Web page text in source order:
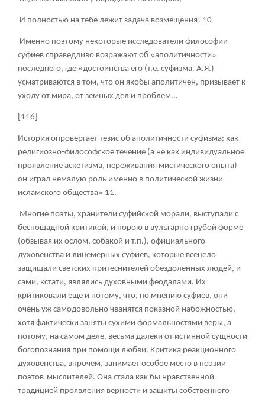
И полностью на тебе лежит задача возмещения! 10
Именно поэтому некоторые исследователи философии
суфиев справедливо возражают об «аполитичности»
последнего, где «достоинства его (т.е. суфизма. А.Я.)
усматриваются в том, что он якобы аполитичен, призывает к
уходу от мира, от земных дел и проблем...
[116]
История опровергает тезис об аполитичности суфизма: как
религиозно-философское течение (а не как индивидуальное
проявление аскетизма, переживания мистического опыта)
он играл немалую роль именно в политической жизни
исламского общества» 11.
Многие поэты, хранители суфийской морали, выступали с
беспощадной критикой, и порою в вульгарно грубой форме
(обзывая их ослом, собакой и т.п.), официального
духовенства и лицемерных суфиев, которые всецело
защищали светских притеснителей обездоленных людей, и
сами, кстати, являлись духовными феодалами. Их
критиковали еще и потому, что, по мнению суфиев, они
очень уж самодовольно чванятся показной набожностью,
хотя фактически заняты сухими формальностями веры, а
потому, на самом деле, весьма далеки от истинной сущности
богопознания при помощи любви. Критика реакционного
духовенства, впрочем, занимает особое место в поэзии
поэтов-мыслителей. Она стала как бы нравственной
традицией проявления верности и защиты собственного